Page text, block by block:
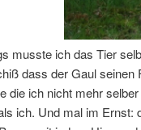
musste ich das Tier
dass der Gaul seinen
die ich nicht mehr
ich. Und mal im Ernst: